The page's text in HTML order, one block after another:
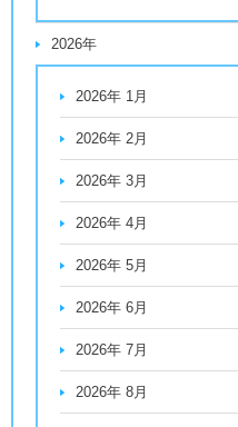
2026年
2026年 1月
2026年 2月
2026年 3月
2026年 4月
2026年 5月
2026年 6月
2026年 7月
2026年 8月